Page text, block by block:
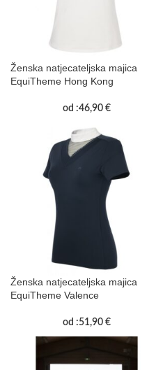
Ženska natjecateljska majica
EquiTheme Hong Kong
od :46,90 €
Ženska natjecateljska majica
EquiTheme Valence
od :51,90 €